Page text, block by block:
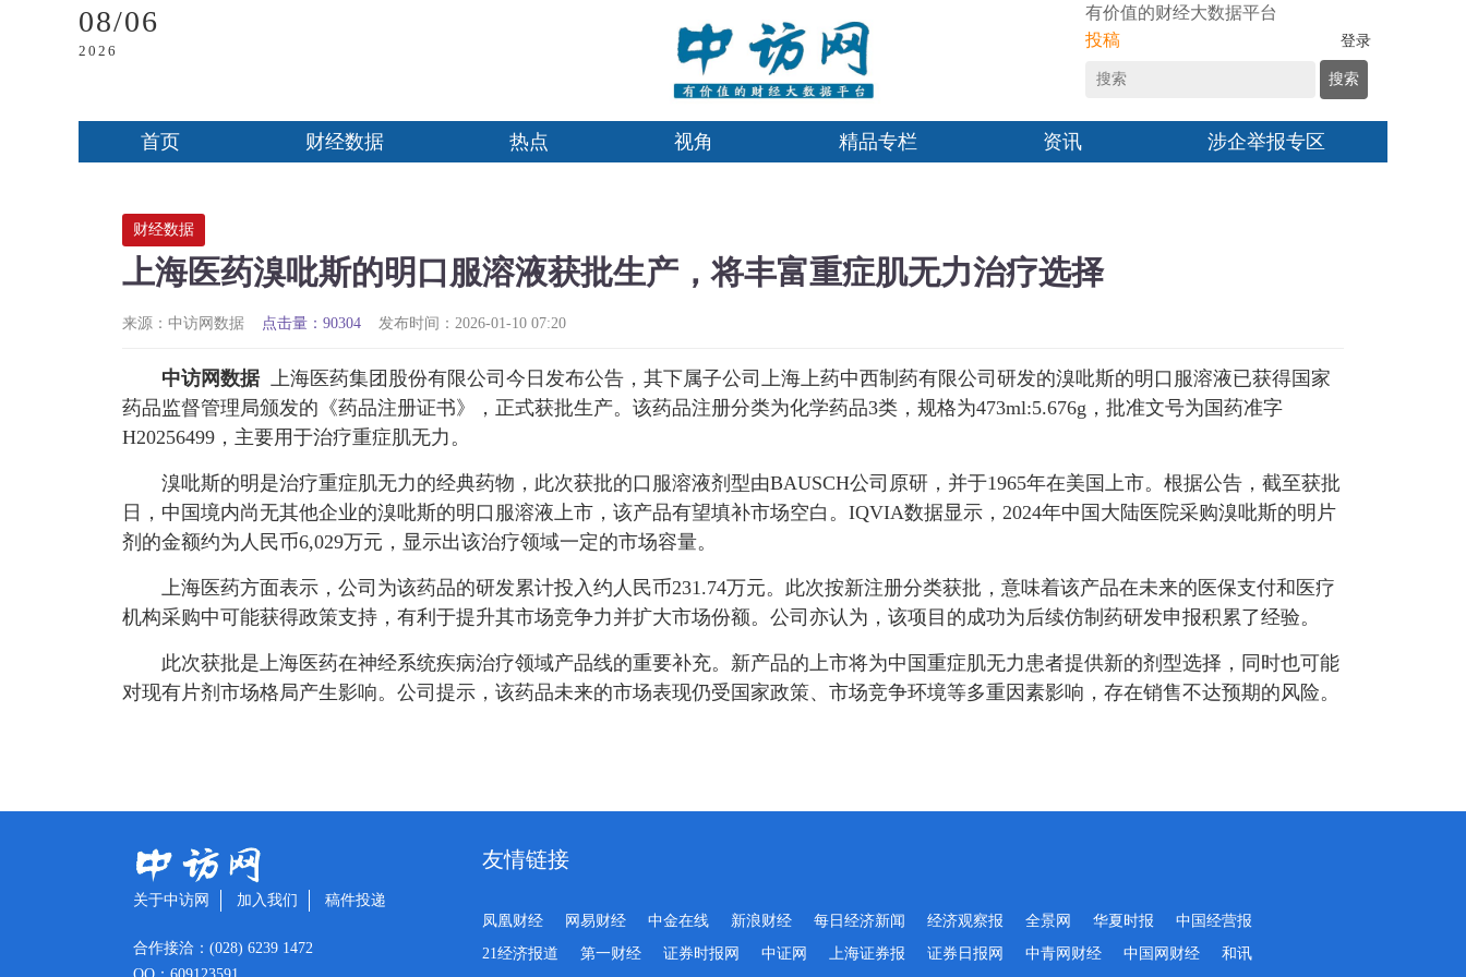
08/06
2026
有价值的财经大数据平台
投稿
登录
搜索
首页 财经数据 热点 视角 精品专栏 资讯 涉企举报专区
财经数据
上海医药溴吡斯的明口服溶液获批生产，将丰富重症肌无力治疗选择
来源：中访网数据 点击量：90304 发布时间：2026-01-10 07:20
中访网数据上海医药集团股份有限公司今日发布公告，其下属子公司上海上药中西制药有限公司研发的溴吡斯的明口服溶液已获得国家
药品监督管理局颁发的《药品注册证书》，正式获批生产。该药品注册分类为化学药品3类，规格为473ml:5.676g，批准文号为国药准字
H20256499，主要用于治疗重症肌无力。
溴吡斯的明是治疗重症肌无力的经典药物，此次获批的口服溶液剂型由BAUSCH公司原研，并于1965年在美国上市。根据公告，截至获批
日，中国境内尚无其他企业的溴吡斯的明口服溶液上市，该产品有望填补市场空白。IQVIA数据显示，2024年中国大陆医院采购溴吡斯的明片
剂的金额约为人民币6,029万元，显示出该治疗领域一定的市场容量。
上海医药方面表示，公司为该药品的研发累计投入约人民币231.74万元。此次按新注册分类获批，意味着该产品在未来的医保支付和医疗
机构采购中可能获得政策支持，有利于提升其市场竞争力并扩大市场份额。公司亦认为，该项目的成功为后续仿制药研发申报积累了经验。
此次获批是上海医药在神经系统疾病治疗领域产品线的重要补充。新产品的上市将为中国重症肌无力患者提供新的剂型选择，同时也可能
对现有片剂市场格局产生影响。公司提示，该药品未来的市场表现仍受国家政策、市场竞争环境等多重因素影响，存在销售不达预期的风险。
关于中访网 加入我们 稿件投递
合作接洽：(028) 6239 1472
友情链接
凤凰财经 网易财经 中金在线 新浪财经 每日经济新闻 经济观察报 全景网 华夏时报
中国经营报
21经济报道
第一财经 证券时报网 中证网 上海证券报 证券日报网 中青网财经 中国网财经 和讯